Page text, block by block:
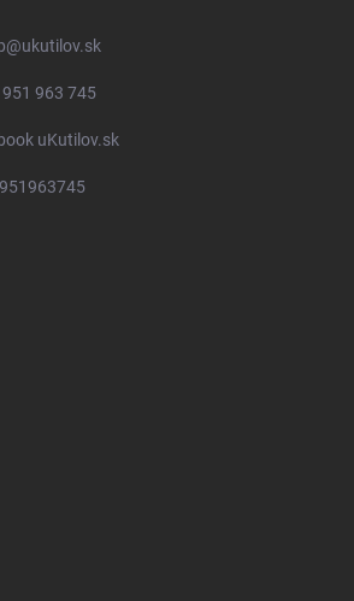
@ukutilov.sk
963 745
uKutilov.sk